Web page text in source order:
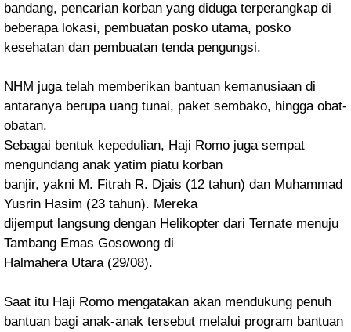
bandang, pencarian korban yang diduga terperangkap di
beberapa lokasi, pembuatan posko utama, posko
kesehatan dan pembuatan tenda pengungsi.
NHM juga telah memberikan bantuan kemanusiaan di
antaranya berupa uang tunai, paket sembako, hingga obat-
obatan.
Sebagai bentuk kepedulian, Haji Romo juga sempat
mengundang anak yatim piatu korban
banjir, yakni M. Fitrah R. Djais (12 tahun) dan Muhammad
Yusrin Hasim (23 tahun). Mereka
dijemput langsung dengan Helikopter dari Ternate menuju
Tambang Emas Gosowong di
Halmahera Utara (29/08).
Saat itu Haji Romo mengatakan akan mendukung penuh
bantuan bagi anak-anak tersebut melalui program bantuan